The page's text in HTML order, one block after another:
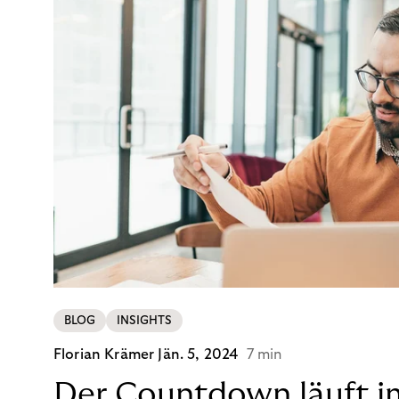
BLOG INSIGHTS
Florian Krämer Jän. 5, 2024 7 min